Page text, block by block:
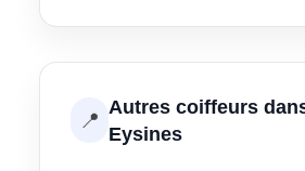
📍 Autres coiffeurs
Eysines